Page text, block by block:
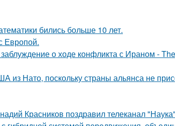
бились больше 10 лет.
Европой.
о ходе конфликта с Ираном -
из Нато, поскольку страны альянса не
Красников поздравил телеканал